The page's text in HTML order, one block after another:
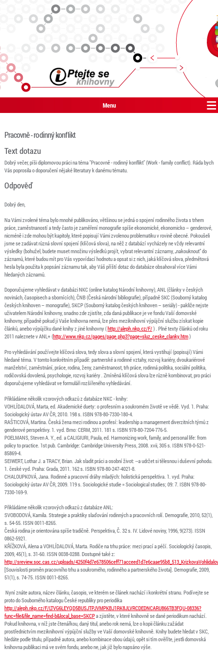
Menu
Pracovně - rodinný konflikt
Text dotazu
Dobrý večer, píši diplomovou práci na téma "Pracovně - rodinný konflikt" (Work - family conflict). Ráda bych
Vás poprosila o doporučení nějaké literatury k danému tématu.
Odpověď
Dobrý den,
Na Vámi zvolené téma bylo mnohé publikováno, většinou se jedná o spojení rodinného života s trhem
práce, zaměstnaností a tedy často je zaměření monografie spíše ekonomické, ekonomicko – genderové,
nicméně i zde mohou být kapitoly, které popisují Vámi zvolenou problematiku v rovině obecné. Pokoušeli
jsme se zadávat různá slovní spojení (klíčová slova), na něž z databází vycházely ne vždy relevantní
výsledky (bohužel, budete muset množinu výsledků projít, vybrat relevantní záznamy, „nakouknout“ do
záznamů, které budou mít pro Vás vypovídací hodnotu a opsat si z nich, jaká klíčová slova, předmětová
hesla byla použita k popsání záznamu tak, aby Váš příští dotaz do databáze obsahoval více Vámi
hledaných záznamů.
Doporučujeme vyhledávat v databázi NKC (online katalog Národní knihovny), ANL (články v českých
novinách, časopisech a sbornících), ČNB (Česká národní bibliografie), případně SKC (Souborný katalog
českých knihoven – monografie), SKCP (Souborný katalog českých knihoven – seriály) - pakliže nejste
uživatelem Národní knihovny, snadno zde zjistíte, zda daná publikace je ve fondu Vaší domovské
knihovny, případně pokud ji Vaše knihovna nemá, lze přes meziknihovní výpůjční službu získat kopie
článků, anebo výpůjčku dané knihy z jiné knihovny (http://aleph.nkp.cz/F/) . Plné texty článků od roku
2011 naleznete v ANL+ (http://www.nkp.cz/pages/page.php3?page=sluz_ceske_clanky.htm)
Pro vyhledávání používejte klíčová slova, tedy slova a slovní spojení, která vystihují (popisují) Vámi
hledané téma. V tomto konkrétním případě: partnerské a rodinné vztahy, rozvoj kariéry, dvoukariérové
manželství, zaměstnání, práce, rodina, ženy, zaměstnanost, trh práce, rodinná politika, sociální politika,
rodičovská dovolená, psychologie, rozvoj kariéry . Zmíněná klíčová slova lze různě kombinovat, pro práci
doporučujeme vyhledávat ve formuláři rozšířeného vyhledávání.
Přikládáme několik vzorových odkazů z databáze NKC - knihy:
VOHLÍDALOVÁ, Marta, ed. Akademické duety: o profesním a soukromém životě ve vědě. Vyd. 1. Praha:
Sociologický ústav AV ČR, 2010. 198 s. ISBN 978-80-7330-180-4.
RAŠTICOVÁ, Martina. Česká žena mezi rodinou a profesí: leadership a management diverzitních týmů z
genderové perspektivy. 1. vyd. Brno: CERM, 2011. 181 s. ISBN 978-80-7204-776-5.
POELMANS, Steven A. Y., ed. a CALIGIURI, Paula, ed. Harmonizing work, family, and personal life: from
policy to practice. 1st pub. Cambridge: Cambridge University Press, 2008. xvii, 305 s. ISBN 978-0-521-
85869-4.
SEIWERT, Lothar J. a TRACY, Brian. Jak sladit práci a osobní život: --a udržet si tělesnou i duševní pohodu.
1. české vyd. Praha: Grada, 2011. 162 s. ISBN 978-80-247-4021-8.
CHALOUPKOVÁ, Jana. Rodinné a pracovní dráhy mladých: holistická perspektiva. 1. vyd. Praha:
Sociologický ústav AV ČR, 2009. 119 s. Sociologické studie = Sociological studies; 09: 7. ISBN 978-80-
7330-169-9.
Přikládáme několik vzorových odkazů z databáze ANL:
SVOBODOVÁ, Kamila. Strategie a praktiky slaďování rodinných a pracovních rolí. Demografie, 2010, 52(1),
s. 54-55. ISSN 0011-8265.
Česká rodina je orientována spíše tradičně. Perspektiva, Č. 32 s. IV. Lidové noviny, 1996, 9(273). ISSN
0862-5921.
KŘÍŽKOVÁ, Alena a VOHLÍDALOVÁ, Marta. Rodiče na trhu práce: mezi prací a péčí. Sociologický časopis,
2009, 45(1), s. 31-60. ISSN 0038-0288. Dostupné také z:
http://sreview.soc.cas.cz/uploads/
[Souvislosti proměn pracovního trhu a soukromého, rodinného a partnerského života]. Demografie, 2009,
51(1), s. 74-75. ISSN 0011-8265.
Nyní znáte autora, název článku, časopis, ve kterém se článek nachází i konkrétní stranu. Podívejte se
proto do Souborného katalogu České republiky pro periodika
http://aleph.nkp.cz/F/LTVG6LEYQD5BUSJTPJVMPKBJ1RK8JLVRCDEDNCARU866TB3FQU-08336?
func=file&file_name=find-b&local_base=SKCPa zjistěte, v které knihovně se dané periodikum nachází.
Pokud knihovna, v níž jste čtenářkou, daný titul, anebo rok nemá, lze o kopii článku zažádat
prostřednictvím meziknihovní výpůjční služby ve Vaší domovské knihovně. Knihy budete hledat v SKC,
hledáte podle titulu, případně autora, anebo kombinace obou údajů, opět si tím ověříte, jestli domovská
knihovna publikaci má ve svém fondu, anebo ne, jak již bylo napsáno výše.